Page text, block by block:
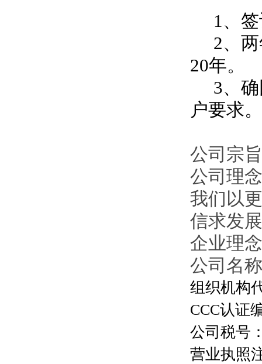
1、签
2、两
20年。
3、确
户要求。
公司宗
公司理
我们以
信求发
企业理
公司名
组织机构
CCC认证
公司税号
营业执照